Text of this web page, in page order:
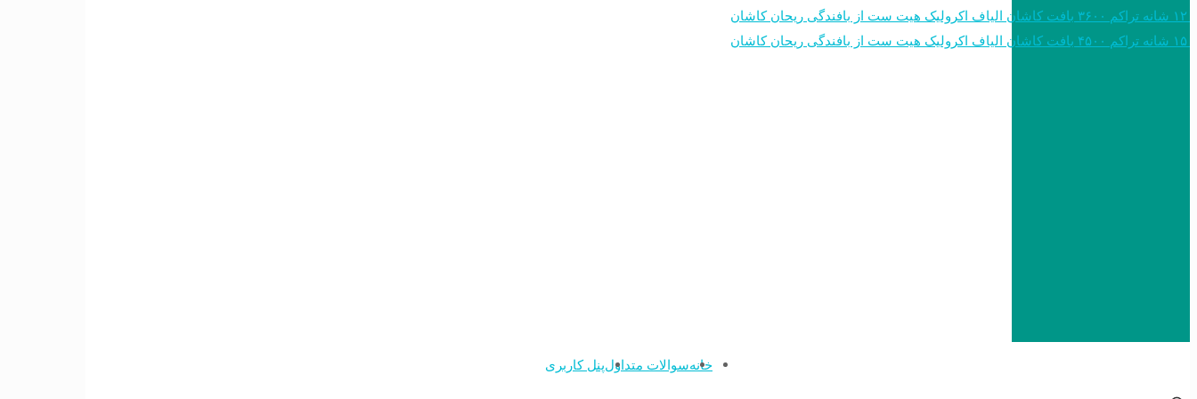
خانهسوالات متداولپنل کاربری